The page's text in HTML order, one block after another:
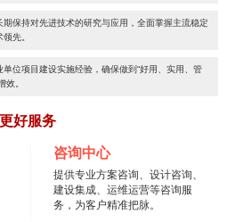
期保持对先进技术的研究与应用，全面掌握主流稳定
先。
位项目建设实施经验，确保做到“好用、实用、管
效。
更好服务
咨询中心
提供专业方案咨询、设计咨询、
建设集成、运维运营等咨询服
务，为客户精准把脉。